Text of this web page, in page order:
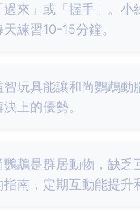
來」或「握手」。
練習10-15分鐘。
玩具能讓和尚鸚鵡
上的優勢。
鵡是群居動物，缺
南，定期互動能提升